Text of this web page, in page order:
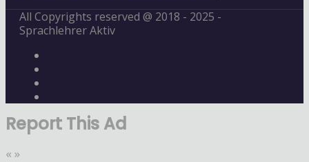
All Copyrights reserved @ 2018 - 2025 -
Sprachlehrer Aktiv
Report This Ad
« »